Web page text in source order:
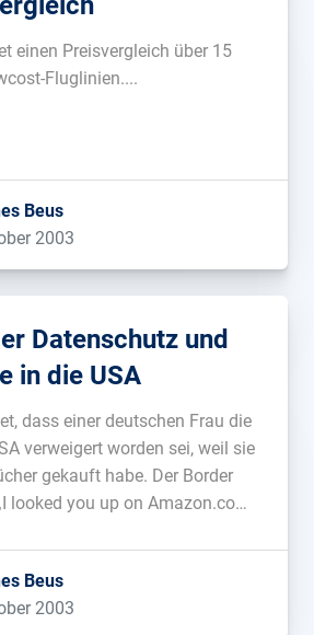
einen Preisvergleich über 15
Fluglinien....
Beus
2003
Datenschutz und
in die USA
dass einer deutschen Frau die
verweigert worden sei, weil sie
gekauft habe. Der Border
looked you up on Amazon.com
Beus
2003